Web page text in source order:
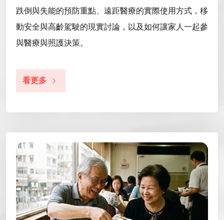
跌倒與失能的預防重點、遠距醫療的實際使用方式，移
動安全與高齡駕駛的現實討論，以及如何讓家人一起參
與醫療與照護決策。
看更多